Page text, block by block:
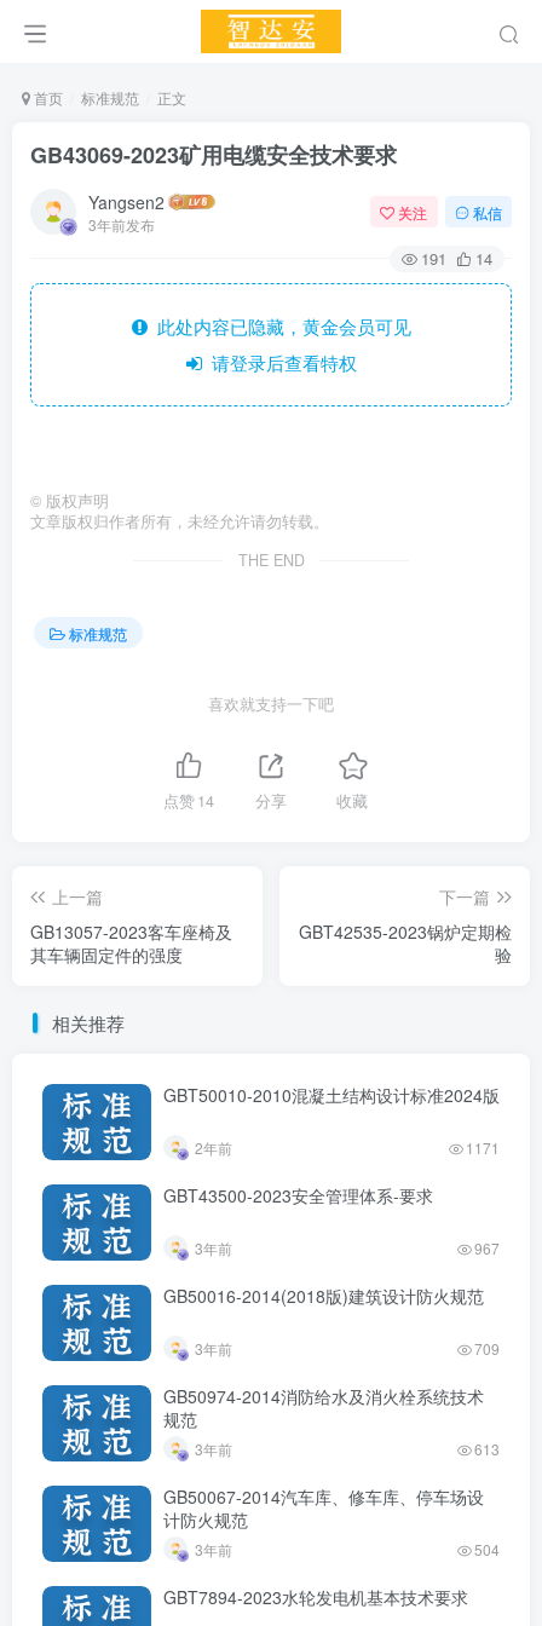
首页 标准规范 正文
GB43069-2023矿用电缆安全技术要求
Yangsen2
3年前发布
关注 私信
191 14
此处内容已隐藏，黄金会员可见
请登录后查看特权
© 版权声明
文章版权归作者所有，未经允许请勿转载。
THE END
标准规范
喜欢就支持一下吧
点赞14 分享 收藏
上一篇
GB13057-2023客车座椅及
其车辆固定件的强度
下一篇
GBT42535-2023锅炉定期检
验
相关推荐
GBT50010-2010混凝土结构设计标准2024版
2年前 1171
GBT43500-2023安全管理体系-要求
3年前 967
GB50016-2014(2018版)建筑设计防火规范
3年前 709
GB50974-2014消防给水及消火栓系统技术
规范
3年前 613
GB50067-2014汽车库、修车库、停车场设
计防火规范
3年前 504
GBT7894-2023水轮发电机基本技术要求